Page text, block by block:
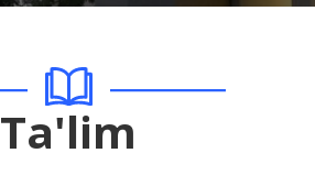
Ta'lim